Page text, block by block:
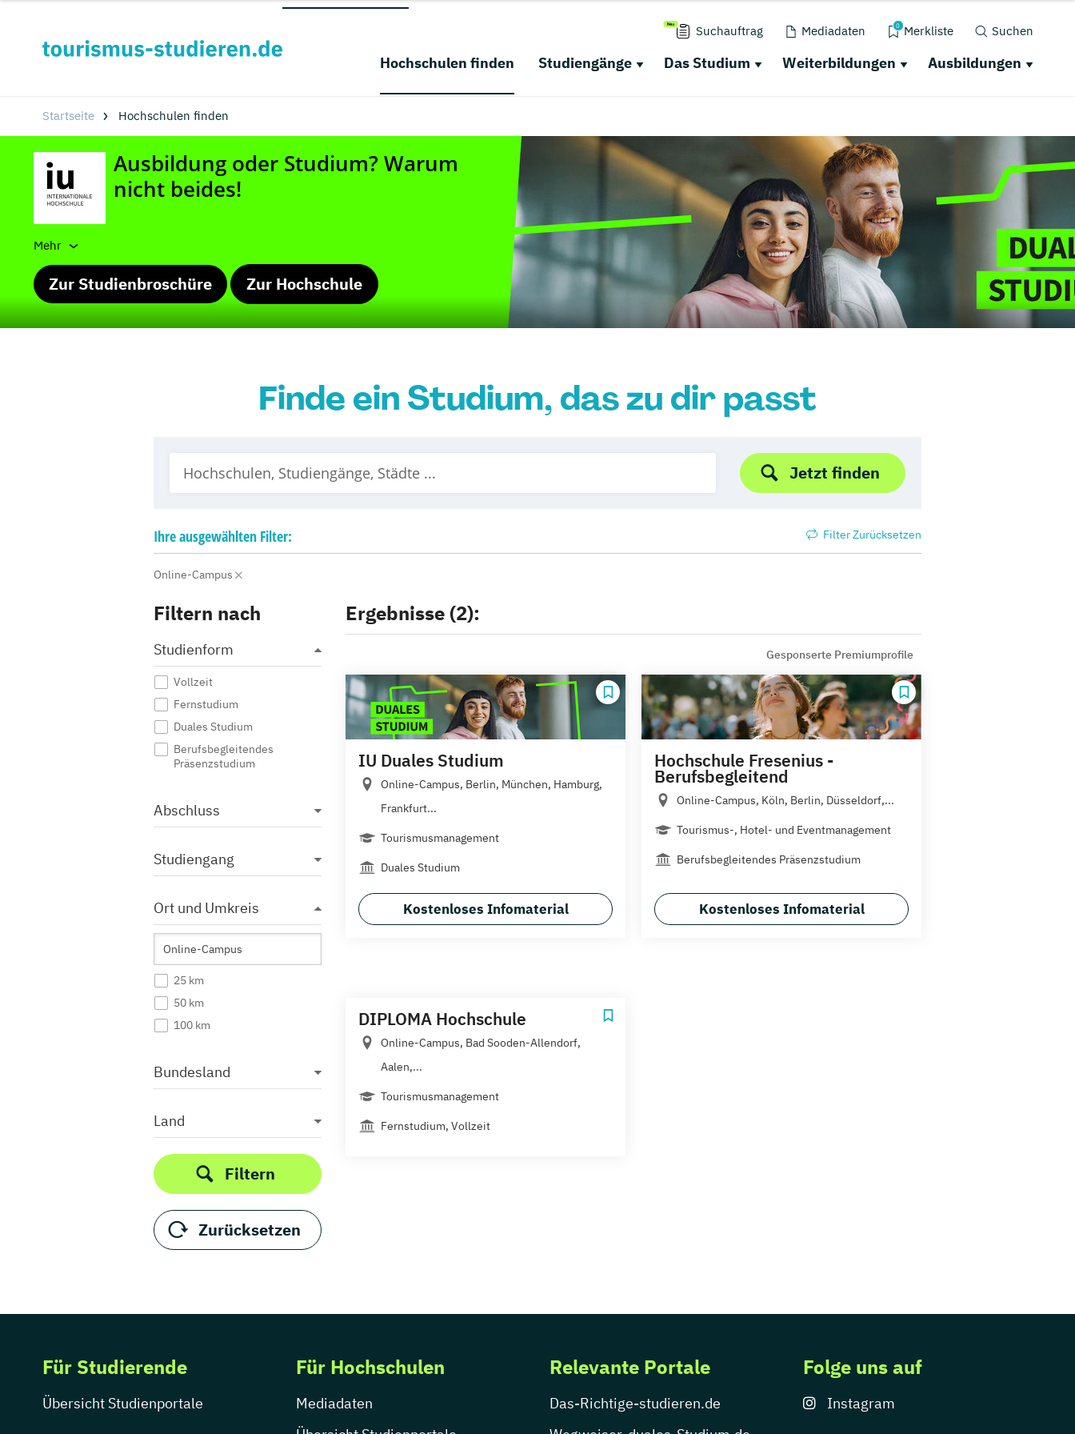
Suchauftrag Mediadaten 0 Merkliste Suchen
Hochschulen finden Studiengänge Das Studium Weiterbildungen Ausbildungen
Startseite Hochschulen finden
Mehr
Zur Studienbroschüre Zur Hochschule
Finde ein Studium, das zu dir passt
Jetzt finden
Ihreausgewählten Filter: Filter Zurücksetzen
Online-Campus
Filtern nach
Studienform
Vollzeit
Fernstudium
Duales Studium
Berufsbegleitendes
Präsenzstudium
Abschluss
Studiengang
Ort und Umkreis
25 km
50 km
100 km
Bundesland
Land
Filtern
Zurücksetzen
Ergebnisse (2):
Gesponserte Premiumprofile
IU Duales Studium
Online-Campus, Berlin, München, Hamburg,
Frankfurt...
Tourismusmanagement
Duales Studium
Kostenloses Infomaterial
Hochschule Fresenius -
Berufsbegleitend
Online-Campus, Köln, Berlin, Düsseldorf,...
Tourismus-, Hotel- und Eventmanagement
Berufsbegleitendes Präsenzstudium
Kostenloses Infomaterial
DIPLOMA Hochschule
Online-Campus, Bad Sooden-Allendorf,
Aalen,...
Tourismusmanagement
Fernstudium, Vollzeit
Für Studierende
Übersicht Studienportale
Für Hochschulen
Mediadaten
Relevante Portale
Das-Richtige-studieren.de
Folge uns auf
Instagram